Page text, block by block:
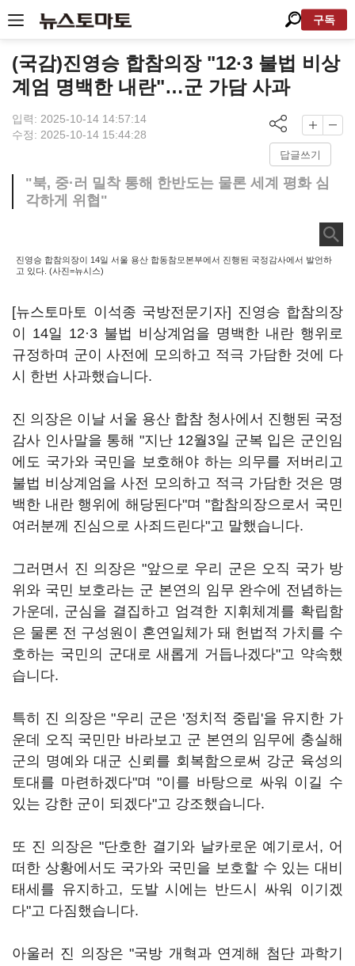
구독
(국감)진영승 합참의장 "12·3 불법 비상
계엄 명백한 내란"…군 가담 사과
입력: 2025-10-14 14:57:14
수정: 2025-10-14 15:44:28
답글쓰기
"북, 중·러 밀착 통해 한반도는 물론 세계 평화 심
각하게 위협"
진영승 합참의장이 14일 서울 용산 합동참모본부에서 진행된 국정감사에서 발언하
고 있다. (사진=뉴시스)
[뉴스토마토 이석종 국방전문기자] 진영승 합참의장
이 14일 12·3 불법 비상계엄을 명백한 내란 행위로
규정하며 군이 사전에 모의하고 적극 가담한 것에 다
시 한번 사과했습니다.
진 의장은 이날 서울 용산 합참 청사에서 진행된 국정
감사 인사말을 통해 "지난 12월3일 군복 입은 군인임
에도 국가와 국민을 보호해야 하는 의무를 저버리고
불법 비상계엄을 사전 모의하고 적극 가담한 것은 명
백한 내란 행위에 해당된다"며 "합참의장으로서 국민
여러분께 진심으로 사죄드린다"고 말했습니다.
그러면서 진 의장은 "앞으로 우리 군은 오직 국가 방
위와 국민 보호라는 군 본연의 임무 완수에 전념하는
가운데, 군심을 결집하고 엄격한 지휘체계를 확립함
은 물론 전 구성원이 혼연일체가 돼 헌법적 가치를 수
호하는 국민의 군대로 새롭게 거듭나겠다"고 약속했
습니다.
특히 진 의장은 "우리 군은 '정치적 중립'을 유지한 가
운데 오직 국민만 바라보고 군 본연의 임무에 충실해
군의 명예와 대군 신뢰를 회복함으로써 강군 육성의
토대를 마련하겠다"며 "이를 바탕으로 싸워 이길 수
있는 강한 군이 되겠다"고 강조했습니다.
또 진 의장은 "단호한 결기와 날카로운 예기로서, 어
떠한 상황에서도 국가와 국민을 보호할 수 있는 대비
태세를 유지하고, 도발 시에는 반드시 싸워 이기겠
다"고 다짐했습니다.
아울러 진 의장은 "국방 개혁과 연계해 첨단 과학기